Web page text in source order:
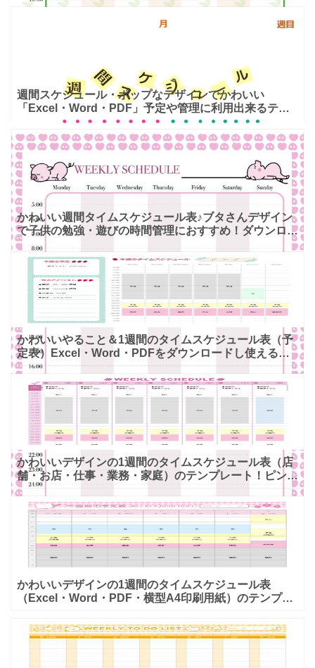
週間スケジュール・ポップなデザインでかわいい
「Excel・Word・PDF」予定や管理に利用出来るテン
プレートとなります。エクセルやワードでテキストなど
のパソコ
かわいい週間タイムスケジュール表♪ブタさんデザイン
で子供の勉強・遊びの時間管理におすすめ！ダウンロー
ドして作り方は予定を記入！ ぐうたらで、お茶目なブ
タさんのイ
かわいいやること＆1週間のタイムスケジュール表（予
定表）Excel・Word・PDFをダウンロードし使えるテ
ンプレートです。かわいい色使いと苺のイラストがワン
かわいいデザインの1週間のタイムスケジュール表（店
舗・お店・仕事・業務・家庭）のテンプレート！ピンク
のフレームで、花や小鳥のアクセントがかわいいスケジ
ュール表に
かわいいデザインの1週間のタイムスケジュール表
（Excel・Word・PDF・横型A4印刷用紙）のテンプレ
スケ